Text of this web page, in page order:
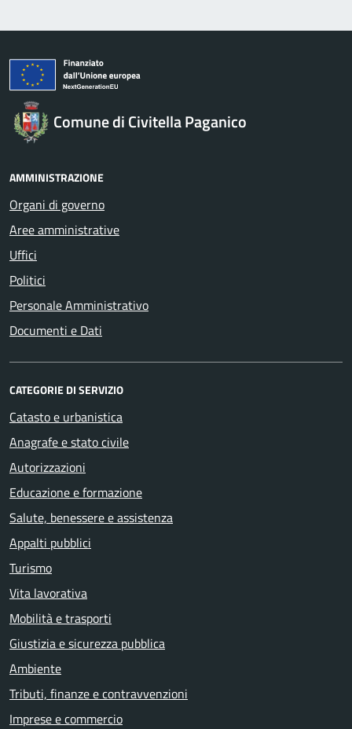
Comune di Civitella Paganico
AMMINISTRAZIONE
Organi di governo
Aree amministrative
Uffici
Politici
Personale Amministrativo
Documenti e Dati
CATEGORIE DI SERVIZIO
Catasto e urbanistica
Anagrafe e stato civile
Autorizzazioni
Educazione e formazione
Salute, benessere e assistenza
Appalti pubblici
Turismo
Vita lavorativa
Mobilità e trasporti
Giustizia e sicurezza pubblica
Ambiente
Tributi, finanze e contravvenzioni
Imprese e commercio